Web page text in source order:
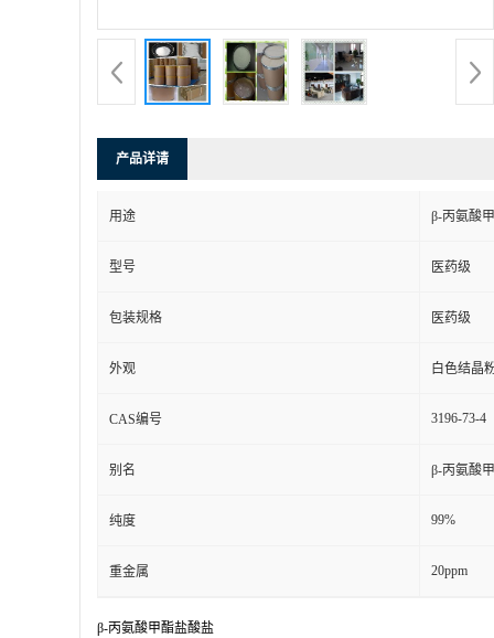
产品详请
用途 β-丙氨酸
型号 医药级
包装规格 医药级
外观 白色结晶
CAS编号 3196-73-4
别名 β-丙氨酸
纯度 99%
重金属 20ppm
β-丙氨酸甲酯盐酸盐